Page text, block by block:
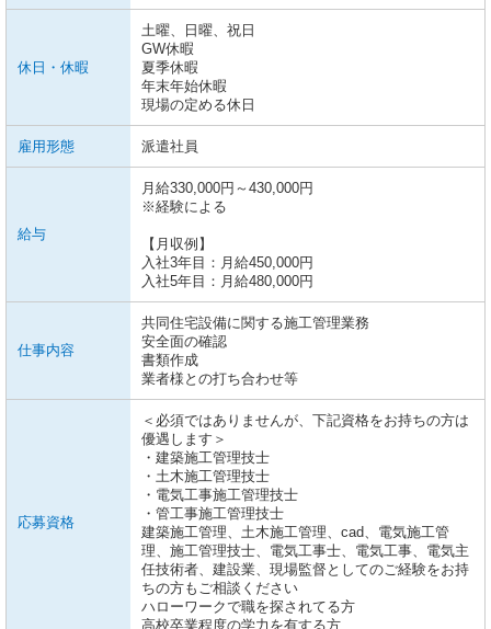
休日・休暇
土曜、日曜、祝日
GW休暇
夏季休暇
年末年始休暇
現場の定める休日
雇用形態 派遣社員
給与
月給330,000円～430,000円
※経験による
【月収例】
入社3年目：月給450,000円
入社5年目：月給480,000円
仕事内容
共同住宅設備に関する施工管理業務
安全面の確認
書類作成
業者様との打ち合わせ等
応募資格
＜必須ではありませんが、下記資格をお持ちの方は
優遇します＞
・建築施工管理技士
・土木施工管理技士
・電気工事施工管理技士
・管工事施工管理技士
建築施工管理、土木施工管理、cad、電気施工管
理、施工管理技士、電気工事士、電気工事、電気主
任技術者、建設業、現場監督としてのご経験をお持
ちの方もご相談ください
ハローワークで職を探されてる方
高校卒業程度の学力を有する方